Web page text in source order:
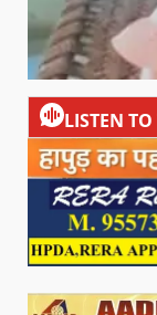
LISTEN